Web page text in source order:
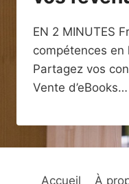
EN 2 MINUTES
compétences en
Partagez vos
Vente d’eBooks…
Accueil À